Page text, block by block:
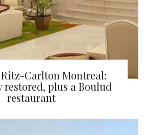
Carlton Montreal:
plus a Boulud
restaurant